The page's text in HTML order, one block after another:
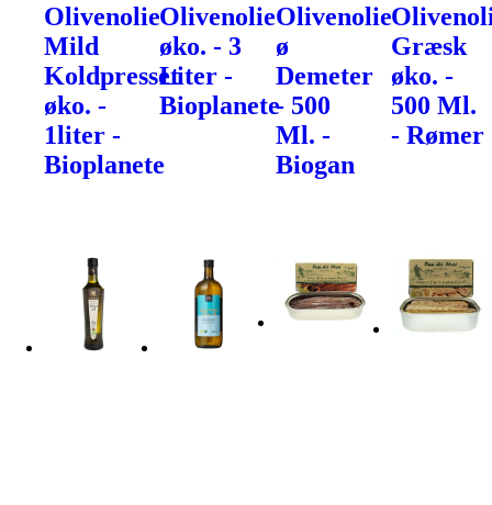
Olivenolie
Mild
Koldpresset
øko. -
1liter -
Bioplanete
Olivenolie
øko. - 3
Liter -
Bioplanete
Olivenolie
ø
Demeter
- 500
Ml. -
Biogan
Græsk
øko. -
500 Ml.
- Rømer